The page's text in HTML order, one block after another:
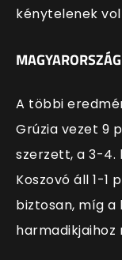
kénytelenek
A többi
Grúzia vezet 9
szerzett, a 3-4.
Koszovó áll 1-
biztosan, míg a